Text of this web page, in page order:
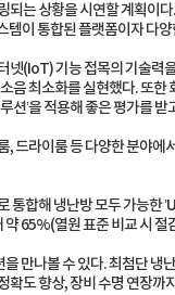
는 상황을 시연할 계획이
이 통합된 플랫폼이자 다
(IoT) 기능 접목의 기술
최소화를 실현했다. 또
션’을 적용해 좋은 평가를 받
라이룸 등 다양한 분야에
합해 냉난방 모두 가능한
65%(열원 표준 비교 시 절
만나볼 수 있다. 최첨단 냉
확도 향상, 장비 수명 연장까